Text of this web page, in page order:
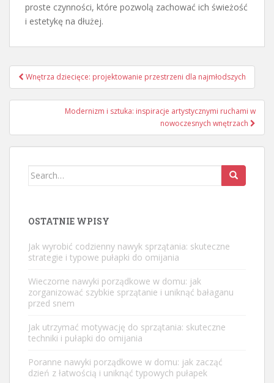
proste czynności, które pozwolą zachować ich świeżość
i estetykę na dłużej.
Nawigacja
wpisu
Wnętrza dziecięce: projektowanie przestrzeni dla najmłodszych
Modernizm i sztuka: inspiracje artystycznymi ruchami w
nowoczesnych wnętrzach
Search
OSTATNIE WPISY
Jak wyrobić codzienny nawyk sprzątania: skuteczne
strategie i typowe pułapki do omijania
Wieczorne nawyki porządkowe w domu: jak
zorganizować szybkie sprzątanie i uniknąć bałaganu
przed snem
Jak utrzymać motywację do sprzątania: skuteczne
techniki i pułapki do omijania
Poranne nawyki porządkowe w domu: jak zacząć
dzień z łatwością i uniknąć typowych pułapek